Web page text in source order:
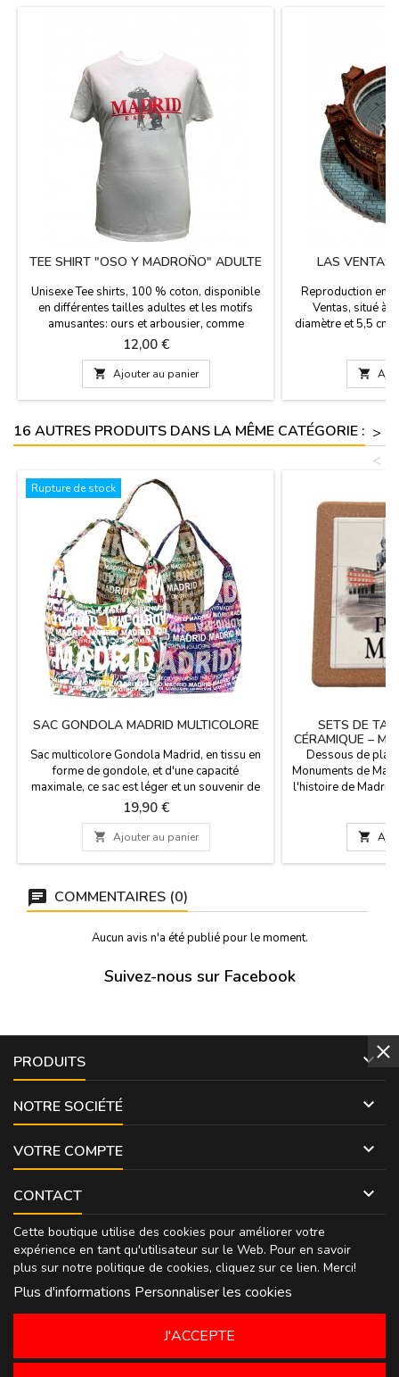
TEE SHIRT "OSO Y MADROÑO" ADULTE
Unisexe Tee shirts, 100 % coton, disponible
en différentes tailles adultes et les motifs
amusantes: ours et arbousier, comme
souvenir parfait de votre visite à Madrid.
Prix
12,00 €
 Ajouter au panier
LAS VENTAS
Reproduction en
Ventas, situé à
diamètre et 5,5 cm
Madrid.Vous

16 AUTRES PRODUITS DANS LA MÊME CATÉGORIE : >
<
Rupture de stock
SAC GONDOLA MADRID MULTICOLORE
Sac multicolore Gondola Madrid, en tissu en
forme de gondole, et d'une capacité
maximale, ce sac est léger et un souvenir de
Madrid avec un design très tropical.
Dimensions : 47 CM DE LARGEUR X 31 CM
DE HAUT ET MANCHE 25 CM
Prix
19,90 €
 Ajouter au panier
SETS DE
CÉRAMIQUE –
Dessous de plat
Monuments de
l'histoire de Madrid
décoratifs.
protège vos
votre salle à
emblématiques

COMMENTAIRES (0)
Aucun avis n'a été publié pour le moment.
Suivez-nous sur Facebook
PRODUITS 
NOTRE SOCIÉTÉ 
VOTRE COMPTE 
CONTACT 
Cette boutique utilise des cookies pour améliorer votre
expérience en tant qu'utilisateur sur le Web. Pour en savoir
plus sur notre politique de cookies, cliquez sur ce lien. Merci!
Plus d'informations Personnaliser les cookies
J'ACCEPTE